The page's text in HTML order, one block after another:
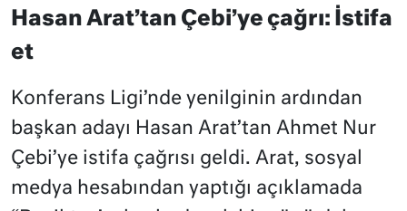
Hasan Arat’tan Çebi’ye çağrı: İstifa
et
Konferans Ligi’nde yenilginin ardından
başkan adayı Hasan Arat’tan Ahmet Nur
Çebi’ye istifa çağrısı geldi. Arat, sosyal
medya hesabından yaptığı açıklamada